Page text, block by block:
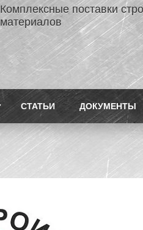
Комплексные поставки
материалов
СТАТЬИ ДОКУМЕНТЫ